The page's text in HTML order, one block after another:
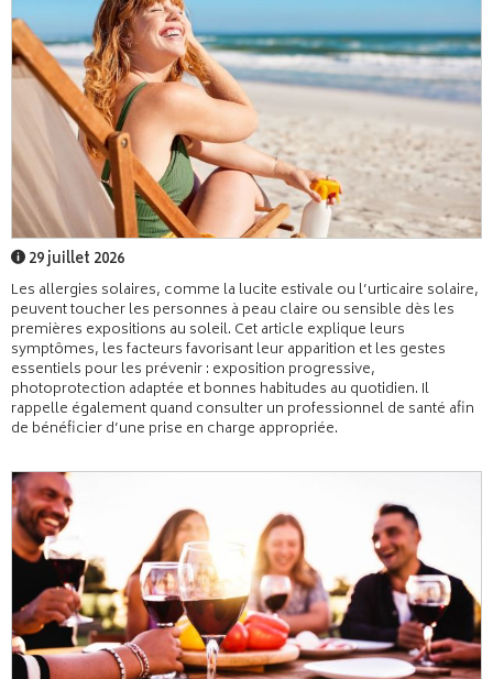
29 juillet 2026
Les allergies solaires, comme la lucite estivale ou l’urticaire solaire,
peuvent toucher les personnes à peau claire ou sensible dès les
premières expositions au soleil. Cet article explique leurs
symptômes, les facteurs favorisant leur apparition et les gestes
essentiels pour les prévenir : exposition progressive,
photoprotection adaptée et bonnes habitudes au quotidien. Il
rappelle également quand consulter un professionnel de santé afin
de bénéficier d’une prise en charge appropriée.